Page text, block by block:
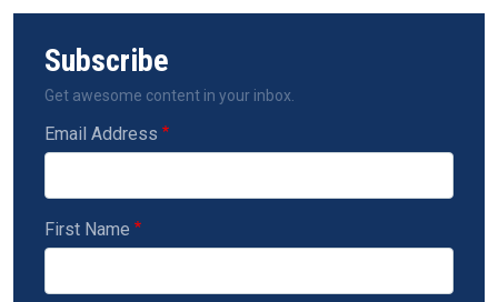
Subscribe
Get awesome content in your inbox.
Email Address
First Name